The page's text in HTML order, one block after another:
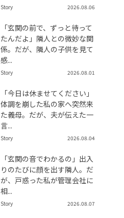
Story 2026.08.06
「玄関の前で、ずっと待って
たんだよ」隣人との微妙な関
係。だが、隣人の子供を見て
感...
Story 2026.08.01
「今日は休ませてください」
体調を崩した私の家へ突然来
た義母。だが、夫が伝えた一
言...
Story 2026.08.04
「玄関の音でわかるの」出入
りのたびに顔を出す隣人。だ
が、戸惑った私が管理会社に
相...
Story 2026.08.07